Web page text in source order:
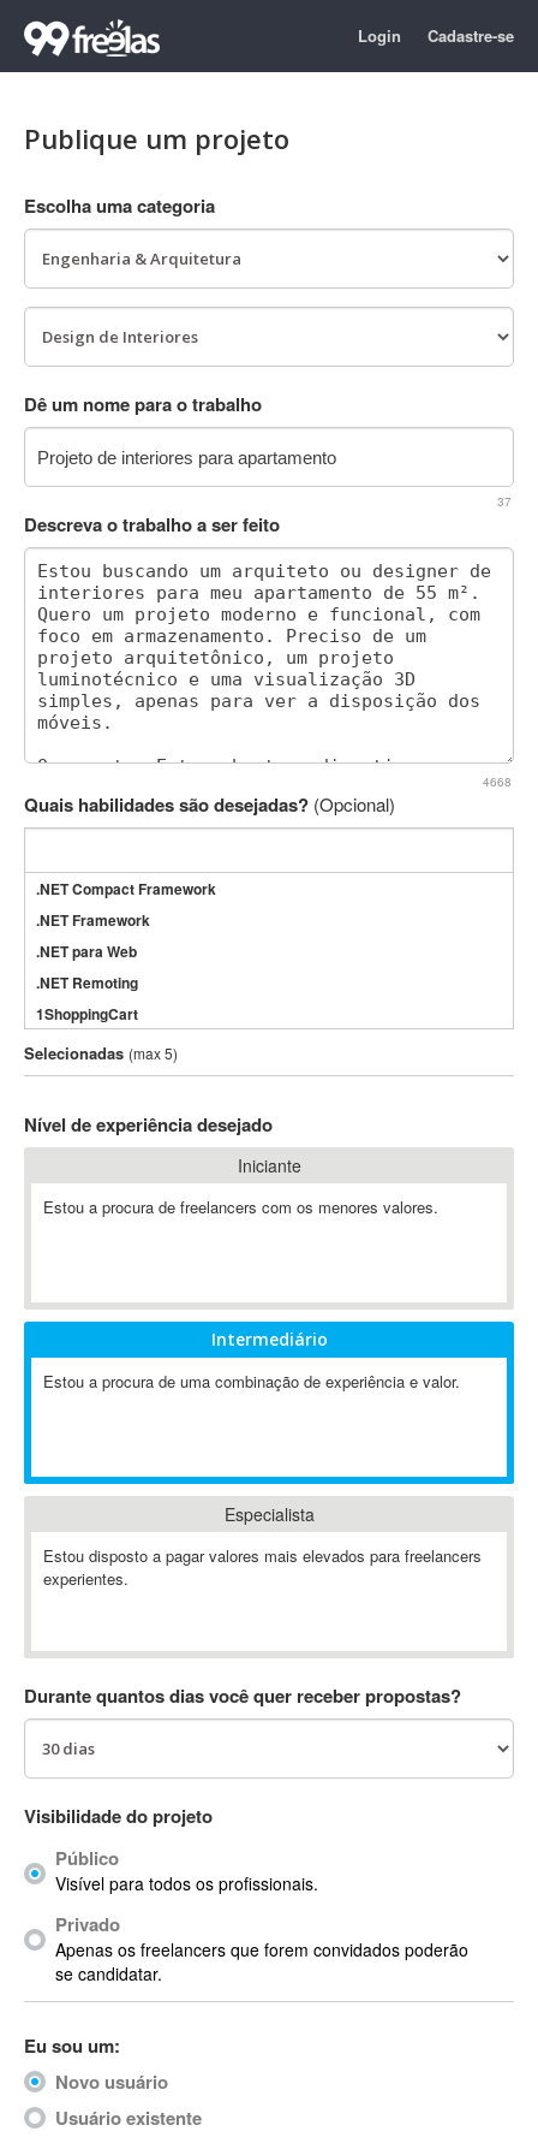
Login Cadastre-se
Publique um projeto
Escolha uma categoria
Dê um nome para o trabalho
37
Descreva o trabalho a ser feito
4668
Quais habilidades são desejadas? (Opcional)
.NET Compact Framework
.NET Framework
.NET para Web
.NET Remoting
1ShoppingCart
3DS Max
3GSM
802.11
A-GPS
ABAP
Abaqus
ABBYY FineReader
Ableton
Ableton Push
Abstract
AC3
ACID Pro
ACPI
Acrobat
Acrobat X
Acronis
ACT
Actimize
ActionScript
ActionScript 3
Selecionadas (max 5)
Nível de experiência desejado
Iniciante
Estou a procura de freelancers com os menores valores.
Intermediário
Estou a procura de uma combinação de experiência e valor.
Especialista
Estou disposto a pagar valores mais elevados para freelancers
experientes.
Durante quantos dias você quer receber propostas?
Visibilidade do projeto
Público
Visível para todos os profissionais.
Privado
Apenas os freelancers que forem convidados poderão
se candidatar.
Eu sou um:
Novo usuário
Usuário existente